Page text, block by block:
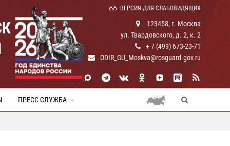
ВЕРСИЯ ДЛЯ СЛАБОВИДЯЩИХ
123458, г. Москва
ул. Твардовского, д. 2, к. 2
+ 7 (499) 673-23-71
ODIR_GU_Moskva@rosguard.gov.ru
ПРЕСС-СЛУЖБА